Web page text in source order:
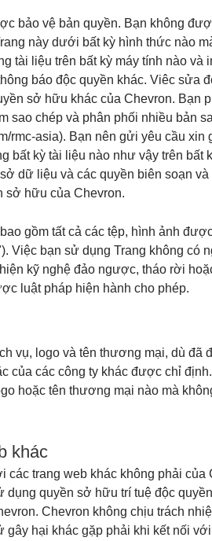
bảo vệ bản quyền. Bạn không
này dưới bất kỳ hình thức nào
tài liệu trên bất kỳ máy tính nào
báo độc quyền khác. Viêc sửa
sở hữu khác của Chevron.
sao chép và phân phối nhiều bản
rmc-asia). Bạn nên gửi yêu cầu
bất kỳ tài liệu nào như vậy trên
dữ liệu và các quyền biên soạn
sở hữu của Chevron.
gồm tất cả các tệp, hình ảnh
Việc bạn sử dụng Trang không
kỹ nghệ đảo ngược, tháo rời
luật pháp hiện hành cho phép.
vụ, logo và tên thương mại, dù đã
của các công ty khác được chỉ
hoặc tên thương mại nào mà
khác
các trang web khác không phải
quyền sở hữu trí tuệ độc
Chevron không chịu trách
gây hại khác gặp phải khi kết nối